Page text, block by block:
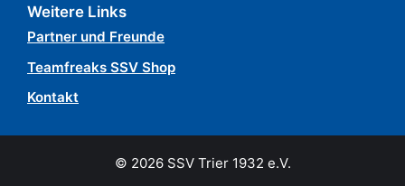
Weitere Links
Partner und Freunde
Teamfreaks SSV Shop
Kontakt
© 2026 SSV Trier 1932 e.V.